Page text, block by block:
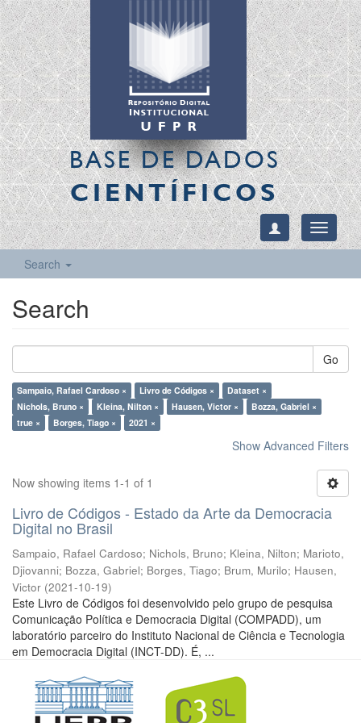
BASE DE DADOS
CIENTÍFICOS
Toggle
Search
Search
Go
Sampaio, Rafael Cardoso × Livro de Códigos ×
Dataset ×
Nichols, Bruno ×
Kleina, Nilton × Hausen, Victor ×
Bozza, Gabriel ×
true ×
Borges, Tiago × 2021 ×
Show Advanced Filters
Now showing items 1-1 of 1
Livro de Códigos - Estado da Arte da Democracia
Digital no Brasil
Sampaio, Rafael Cardoso; Nichols, Bruno; Kleina, Nilton; Marioto,
Djiovanni; Bozza, Gabriel; Borges, Tiago; Brum, Murilo; Hausen,
Victor (2021-10-19)
Este Livro de Códigos foi desenvolvido pelo grupo de pesquisa
Comunicação Política e Democracia Digital (COMPADD), um
laboratório parceiro do Instituto Nacional de Ciência e Tecnologia
em Democracia Digital (INCT-DD). É, ...